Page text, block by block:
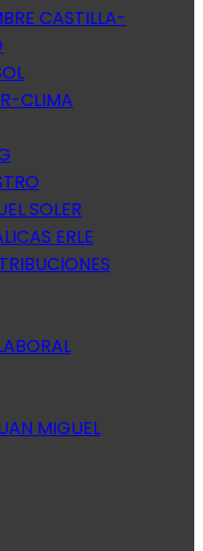
CASTILLA-
CLIMA
SOLER
ERLE
MIGUEL